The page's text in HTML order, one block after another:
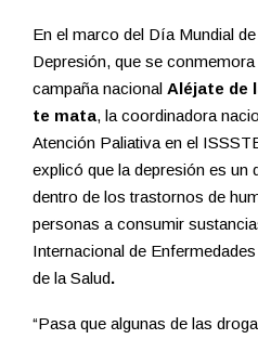
En el marco del Día Mundial
Depresión, que se
campaña nacional Aléjate de
te mata, la coordinadora
Atención Paliativa en el
explicó que la depresión es un
dentro de los trastornos de
personas a consumir
Internacional de
de la Salud.
“Pasa que algunas de las